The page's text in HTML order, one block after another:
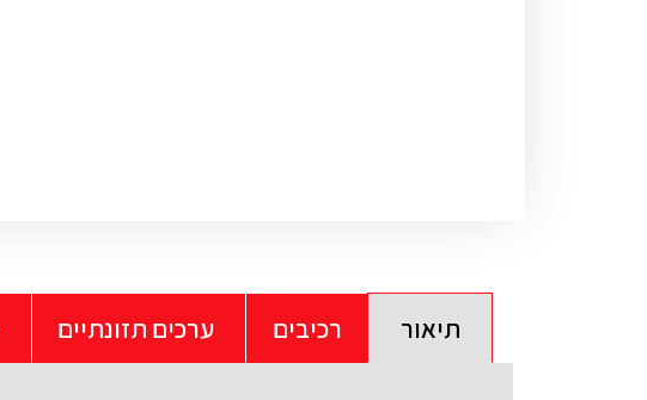
תיאור רכיבים ערכים תזונתיים